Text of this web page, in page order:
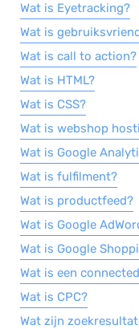
Wat is Eyetracking?
Wat is
Wat is call to action?
Wat is HTML?
Wat is CSS?
Wat is webshop
Wat is Google
Wat is fulfilment?
Wat is productfeed?
Wat is Google
Wat is Google
Wat is een
Wat is CPC?
Wat zijn